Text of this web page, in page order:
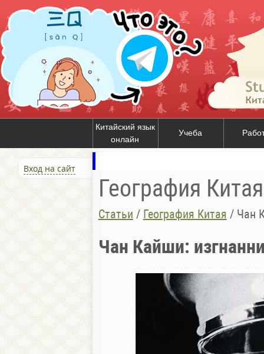
Китайский язык
онлайн
Учеба
Вход на сайт
География Китая
Статьи / География Китая / Чан
Чан Кайши: